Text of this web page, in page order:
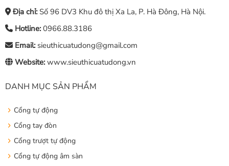
Địa chỉ:Số 96 DV3 Khu đô thị Xa La, P. Hà Đông, Hà Nội.
Hotline:0966.88.3186
Email: sieuthicuatudong@gmail.com
Website:www.sieuthicuatudong.vn
DANH MỤC SẢN PHẨM
Cổng tự động
Cổng tay đòn
Cổng trượt tự động
Cổng tự động âm sàn